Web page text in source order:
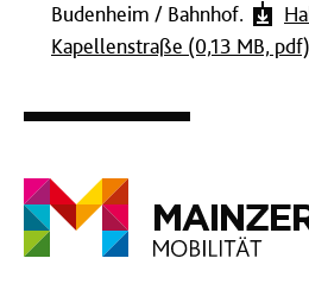
Budenheim / Bahnhof.
Kapellenstraße (0,13 MB, pdf)